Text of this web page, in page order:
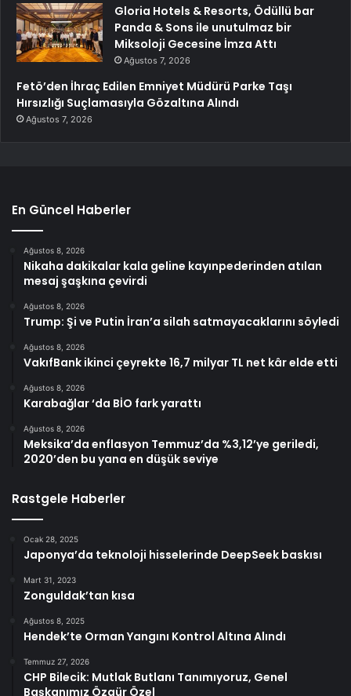
Gloria Hotels & Resorts, Ödüllü bar
Panda & Sons ile unutulmaz bir
Miksoloji Gecesine İmza Attı
Ağustos 7, 2026
Fetö’den İhraç Edilen Emniyet Müdürü Parke Taşı
Hırsızlığı Suçlamasıyla Gözaltına Alındı
Ağustos 7, 2026
En Güncel Haberler
Ağustos 8, 2026
Nikaha dakikalar kala geline kayınpederinden atılan
mesaj şaşkına çevirdi
Ağustos 8, 2026
Trump: Şi ve Putin İran’a silah satmayacaklarını söyledi
Ağustos 8, 2026
VakıfBank ikinci çeyrekte 16,7 milyar TL net kâr elde etti
Ağustos 8, 2026
Karabağlar ‘da BİO fark yarattı
Ağustos 8, 2026
Meksika’da enflasyon Temmuz’da %3,12’ye geriledi,
2020’den bu yana en düşük seviye
Rastgele Haberler
Ocak 28, 2025
Japonya’da teknoloji hisselerinde DeepSeek baskısı
Mart 31, 2023
Zonguldak’tan kısa
Ağustos 8, 2025
Hendek’te Orman Yangını Kontrol Altına Alındı
Temmuz 27, 2026
CHP Bilecik: Mutlak Butlanı Tanımıyoruz, Genel
Başkanımız Özgür Özel